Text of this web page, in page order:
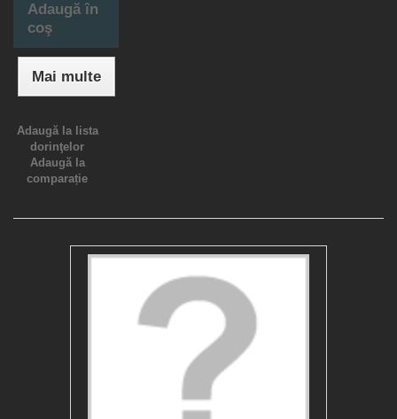
Adaugă în
coş
Mai multe
Adaugă la lista
dorinţelor
Adaugă la
comparație